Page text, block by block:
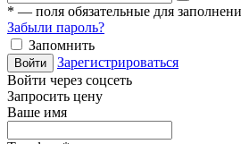
* — поля обязательные для
Забыли пароль?
Запомнить
Войти
Зарегистрироваться
Войти через соцсеть
Запросить цену
Ваше имя